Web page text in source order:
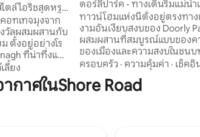
ตล์ไอริชสุดหรู
อทเทจมุงจาก
วัลผสมผสานกับ
ร
ที่น่าทึ่งแต่
ที่มีมนต์ขลัง...
หรับการสำรวจ
องไอร์แลนด์
ลี้ยง
ดอร์ลี่ปาร์ค - ทางเดินริมแม่น้ำ
ทาวน์โฮมแห่งนี้ตั้งอยู่ตรงทาง
งามอันเงียบสงบของ Doorly
ผสมผสานที่สมบูรณ์แบบของค
ของเมืองและความสงบในชน
สำรวจเส้นทางธรรมชาติอันเขี
ชายฝั่งของ Lough Gill หรือเดิ
ใจกลางเมืองที่มีชีวิตชีวา ด้านใ
ครอบครัว · ความคุ้มค่า · เช็คอิ
าศในShore Road